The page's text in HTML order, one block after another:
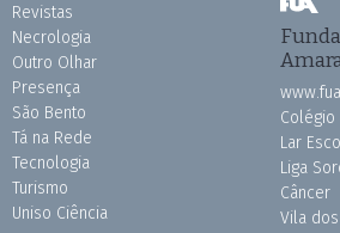
Revistas
Necrologia
Outro Olhar
Presença
São Bento
Tá na Rede
Tecnologia
Turismo
Uniso Ciência
Lar
Liga
Câncer
Vila